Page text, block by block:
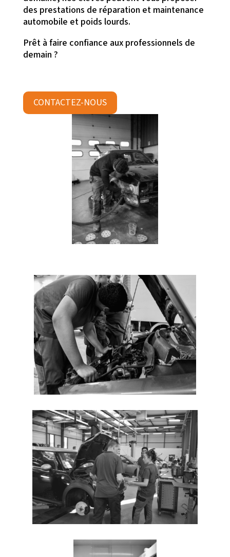
des prestations de réparation et maintenance
automobile et poids lourds.
Prêt à faire confiance aux professionnels de
demain ?
CONTACTEZ-NOUS